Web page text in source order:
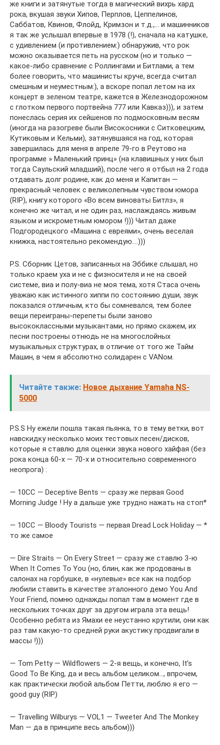
же книги и затянутые тогда в магический вихрь хард
рока, вкушая звуки Хипов, Перплов, Цеппелинов,
Саббатов, Квинов, Флойд, Кримзон и т.д.,… и машинников
я так же услышал впервые в 1978 (!), сначала на катушке,
с удивлением (и противлением:) обнаружив, что рок
можно оказывается петь на русском (но и только —
какое-либо сравнение с Роллингами и Битлами, а тем
более говорить, что машинисты круче, всегда считал
смешным и неуместным:), а вскоре попал летом на их
концерт в зеленом театре, кажется в Железнодорожном
с глотком первого портвейна 777 или Кавказ))), и затем
понеслась серия их сейшенов по подмосковным весям
(иногда на разогреве были Високосники с Ситковецким,
Кутиковым и Кельми), затянувшаяся на год, которая
завершилась для меня в апреле 79-го в Реутово на
программе » Маленький принц» (на клавишных у них был
тогда Саульский младший), после чего я отбыл на 2 года
отдавать долг родине, как до меня и Капитан —
прекрасный человек с великолепным чувством юмора
(RIP), книгу которого «Во всем виноваты Битлз», я
конечно же читал, и не один раз, наслаждаясь живым
языком и искрометным юмором !))) Читал даже
Подгородецкого «Машина с евреями», очень веселая
книжка, настоятельно рекомендую….)))
P.S. Сборник Цетов, записанных на Эббике слышал, но
только краем уха и не с физносителя и не на своей
системе, виа и полу-виа не моя тема, хотя Стаса очень
уважаю как истинного хиппи по состоянию души, звук
показался отличным, кто бы сомневался, тем более
вещи переиграны-перепеты были заново
высококлассными музыкантами, но прямо скажем, их
песни построены отнюдь не на многослойных
музыкальных структурах, в отличие от того же Тайм
Машин, в чем я абсолютно солидарен с VANом.
Читайте также: Новое дыхание Yamaha NS-
5000
P.S.S Ну ежели пошла такая пьянка, то в тему ветки, вот
навскидку несколько моих тестовых песен/дисков,
которые я ставлю для оценки звука нового хайфая (без
рока конца 60-х — 70-х и относительно современного
неопрога) :
— 10СС — Deceptive Bents — сразу же первая Good
Morning Judge ! Ну а дальше уже трудно нажать на стоп*
— 10CC — Bloody Tourists — первая Dread Lock Holiday — *
то же самое
— Dire Straits — On Every Street — сразу же ставлю 3-ю
When It Comes To You (но, блин, как же продованы в
салонах на горбушке, в «нулевые» все как на подбор
любили ставить в качестве эталонного демо You And
Your Friend, помню однажды попал там в момент где в
нескольких точках друг за другом играла эта вещь!
Особенно ребята из Ямахи ее неустанно крутили, они как
раз там какую-то средней руки акустику продвигали в
массы !)))
— Tom Petty — Wildflowers — 2-я вещь, и конечно, It’s
Good To Be King, да и весь альбом целиком…, впрочем,
как практически любой альбом Петти, люблю я его —
good guy (RIP)
— Travelling Wilburys — VOL1 — Tweeter And The Monkey
Man — да в принципе весь альбом)))